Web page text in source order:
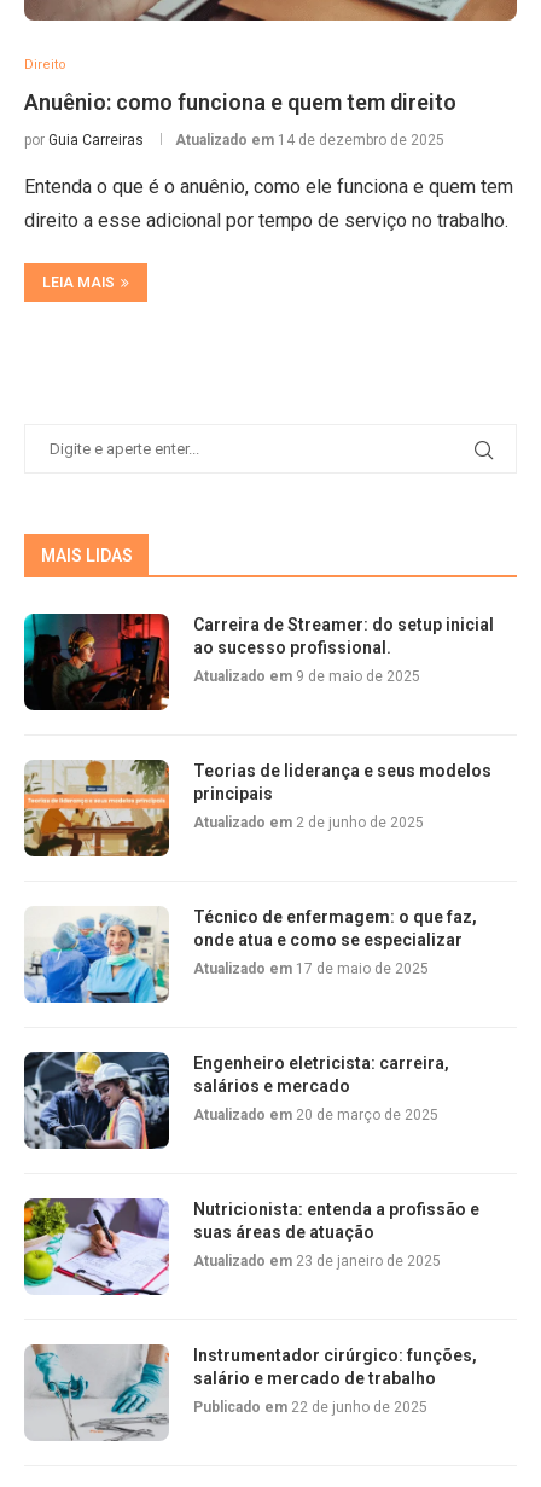
Direito
Anuênio: como funciona e quem tem direito
por Guia Carreiras Atualizado em 14 de dezembro de 2025
Entenda o que é o anuênio, como ele funciona e quem tem
direito a esse adicional por tempo de serviço no trabalho.
LEIA MAIS
MAIS LIDAS
Carreira de Streamer: do setup inicial
ao sucesso profissional.
Atualizado em 9 de maio de 2025
Teorias de liderança e seus modelos
principais
Atualizado em 2 de junho de 2025
Técnico de enfermagem: o que faz,
onde atua e como se especializar
Atualizado em 17 de maio de 2025
Engenheiro eletricista: carreira,
salários e mercado
Atualizado em 20 de março de 2025
Nutricionista: entenda a profissão e
suas áreas de atuação
Atualizado em 23 de janeiro de 2025
Instrumentador cirúrgico: funções,
salário e mercado de trabalho
Publicado em 22 de junho de 2025